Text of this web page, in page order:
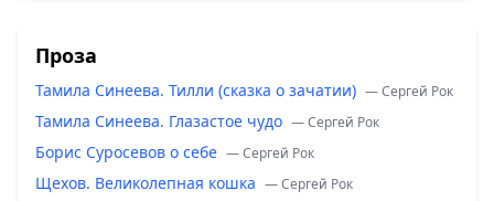
Проза
Тамила Синеева. Тилли (сказка о зачатии) — Сергей Рок
Тамила Синеева. Глазастое чудо — Сергей Рок
Борис Суросевов о себе — Сергей Рок
Щехов. Великолепная кошка — Сергей Рок